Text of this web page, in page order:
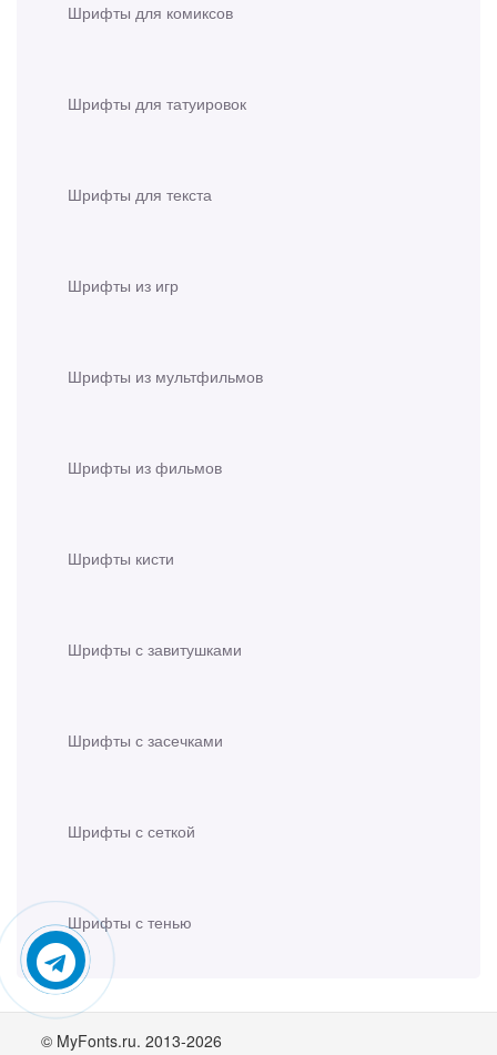
Шрифты для комиксов
Шрифты для татуировок
Шрифты для текста
Шрифты из игр
Шрифты из мультфильмов
Шрифты из фильмов
Шрифты кисти
Шрифты с завитушками
Шрифты с засечками
Шрифты с сеткой
Шрифты с тенью
© MyFonts.ru. 2013-2026